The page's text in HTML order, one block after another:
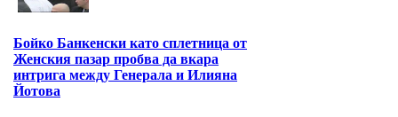
Бойко Банкенски като сплетница от
Женския пазар пробва да вкара
интрига между Генерала и Илияна
Йотова